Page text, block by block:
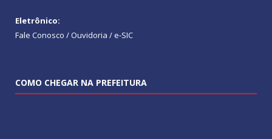
Eletrônico:
Fale Conosco / Ouvidoria / e-SIC
COMO CHEGAR NA PREFEITURA